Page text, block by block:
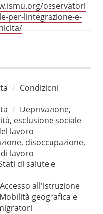
osservatori
per-lintegrazione-e-
Condizioni
Deprivazione,
esclusione sociale
lavoro
disoccupazione,
lavoro
di salute e
Accesso all'istruzione
Mobilità geografica e